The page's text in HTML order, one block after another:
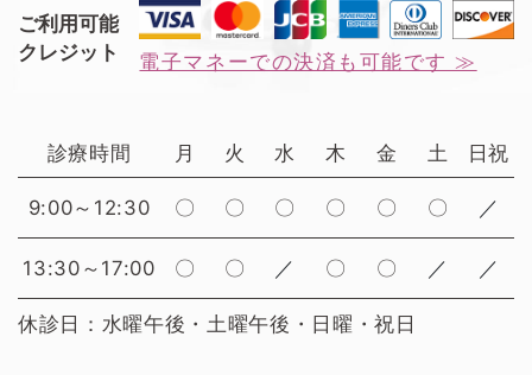
ご利用可能
クレジット
電子マネーでの決済も可能です ≫
休診日：水曜午後・土曜午後・日曜・祝日
診療時間 月 火 水 木 金 土 日祝
9:00～12:30 〇 〇 〇 〇 〇 〇 ／
13:30～17:00 〇 〇 ／ 〇 〇 ／ ／